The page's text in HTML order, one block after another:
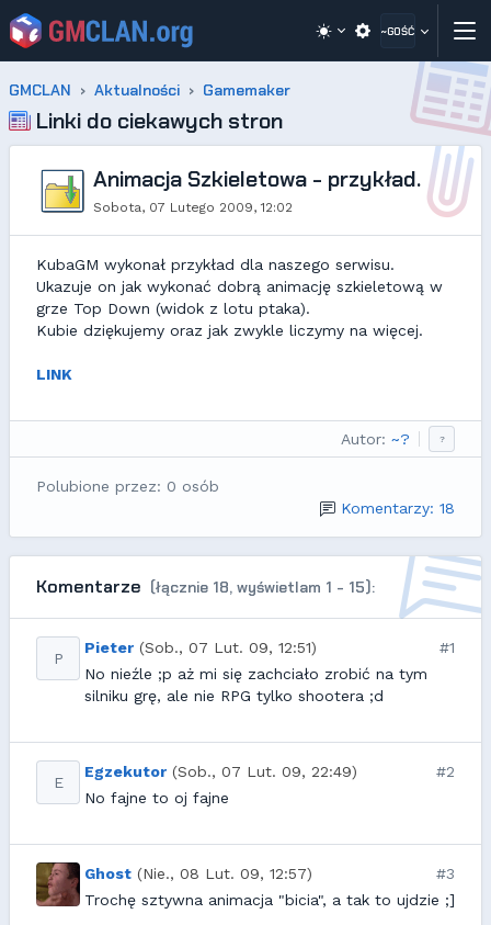
~GOŚĆ
GMCLAN Aktualności Gamemaker
Linki do ciekawych stron
Animacja Szkieletowa - przykład.
Sobota, 07 Lutego 2009, 12:02
KubaGM wykonał przykład dla naszego serwisu.
Ukazuje on jak wykonać dobrą animację szkieletową w
grze Top Down (widok z lotu ptaka).
Kubie dziękujemy oraz jak zwykle liczymy na więcej.
LINK
Autor: ~? ?
Polubione przez: 0 osób
Komentarzy: 18
Komentarze (łącznie 18, wyświetlam 1 - 15):
P
Pieter (Sob., 07 Lut. 09, 12:51)
#1
No nieźle ;p aż mi się zachciało zrobić na tym
silniku grę, ale nie RPG tylko shootera ;d
E
Egzekutor (Sob., 07 Lut. 09, 22:49)
#2
No fajne to oj fajne
Ghost (Nie., 08 Lut. 09, 12:57)
#3
Trochę sztywna animacja "bicia", a tak to ujdzie ;]